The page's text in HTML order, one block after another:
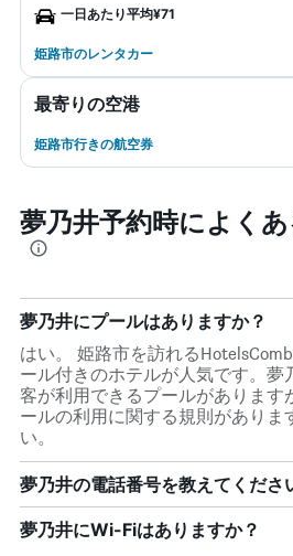
一日あたり平均¥71
姫路市のレンタカー
最寄りの空港
姫路市行きの航空券
夢乃井予約時によく
夢乃井にプールはありますか？
はい。 姫路市を訪れる
ール付きのホテルが人気です。夢
客が利用できるプールがあります
ールの利用に関する規則がありま
い。
夢乃井の電話番号を教えてくださ
夢乃井にWi-Fiはありますか？